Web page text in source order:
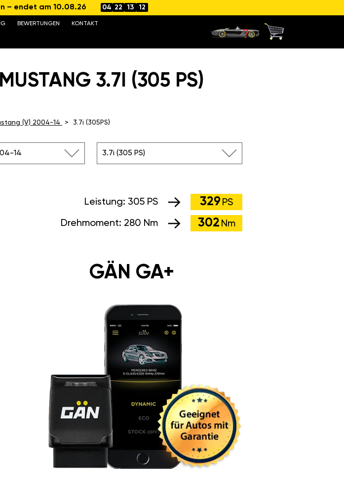
– endet am 10.08.26 04 22 13 11
BEWERTUNGEN
KONTAKT
3.7I (305 PS)
(V) 2004-14 3.7i (305PS)
14 3.7i (305 PS)
Leistung: 305 PS 329 PS
Drehmoment: 280 Nm 302 Nm
GÄN GA+